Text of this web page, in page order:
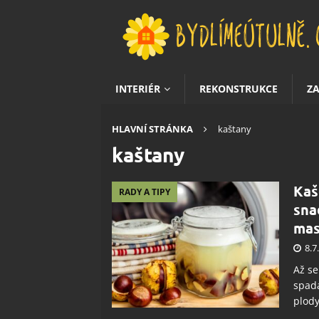
INTERIÉR REKONSTRUKCE
HLAVNÍ STRÁNKA kaštany
kaštany
RADY A TIPY
Až